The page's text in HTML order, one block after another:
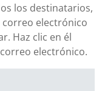
los destinatarios,
electrónico
Haz clic en él
electrónico.